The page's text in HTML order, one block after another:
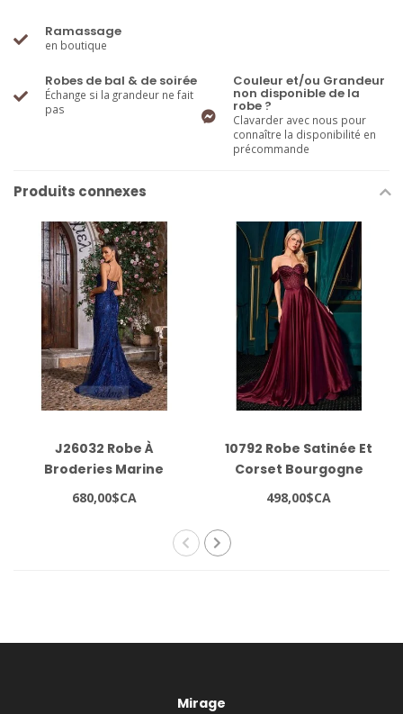
Ramassage
en boutique
Robes de bal & de soirée
Échange si la grandeur ne fait
pas
Couleur et/ou Grandeur
non disponible de la
robe ?
Clavarder avec nous pour
connaître la disponibilité en
précommande
Produits connexes
J26032 Robe À
Broderies Marine
680,00$CA
10792 Robe Satinée Et
Corset Bourgogne
498,00$CA
Mirage